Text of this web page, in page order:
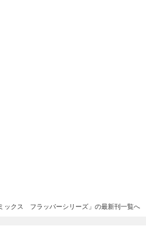
ックス フラッパーシリーズ」の最新刊一覧へ